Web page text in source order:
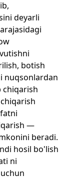
deyarli
botish
nuqsonlardan
chiqarish
—
beradi.
hosil bo'lish
ni